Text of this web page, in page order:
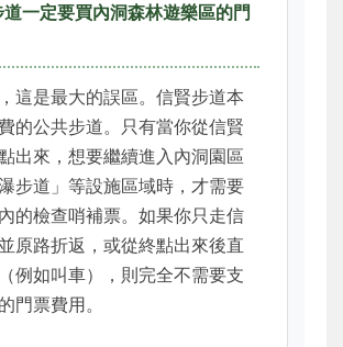
一定要買內洞森林遊樂區的門
這是最大的誤區。信賢步道本
的公共步道。只有當你從信賢
出來，想要繼續進入內洞園區
步道」等設施區域時，才需要
的檢查哨補票。如果你只走信
原路折返，或從終點出來後直
例如叫車），則完全不需要支
門票費用。